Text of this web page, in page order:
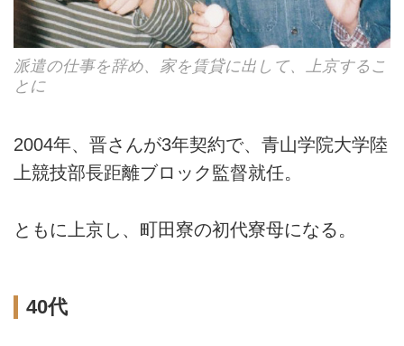
派遣の仕事を辞め、家を賃貸に出して、上京するこ
とに
2004年、晋さんが3年契約で、青山学院大学陸
上競技部長距離ブロック監督就任。
ともに上京し、町田寮の初代寮母になる。
40代